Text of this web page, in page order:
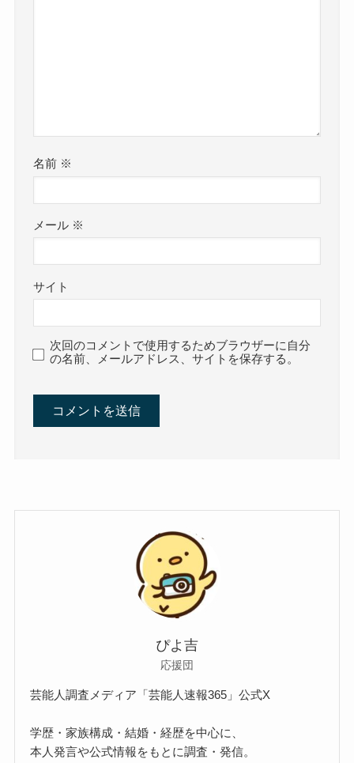
名前 ※
メール ※
サイト
次回のコメントで使用するためブラウザーに自分
の名前、メールアドレス、サイトを保存する。
ぴよ吉
応援団
芸能人調査メディア「芸能人速報365」公式X
学歴・家族構成・結婚・経歴を中心に、
本人発言や公式情報をもとに調査・発信。